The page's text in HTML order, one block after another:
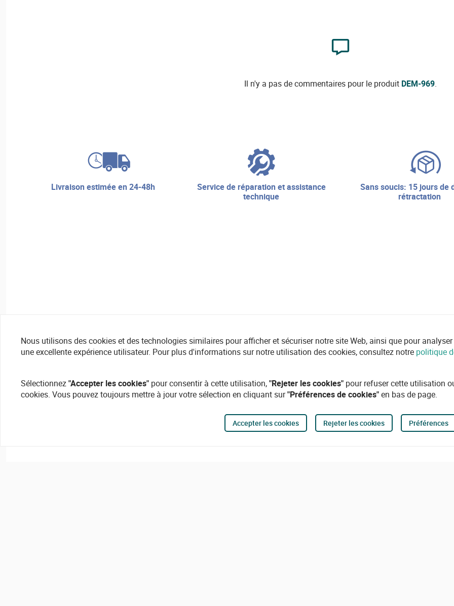
Il n'y a pas de commentaires pour le produit DEM-969.
livraison estimée en 24-48h
service de réparation et assistance
technique
sans soucis: 15 jours de droit de
rétractation
Nous utilisons des cookies et des technologies similaires pour afficher et sécuriser notre site Web, ainsi que pour
une excellente expérience utilisateur. Pour plus d'informations sur notre utilisation des cookies, consultez notre politique
Sélectionnez"Accepter les cookies" pour consentir à cette utilisation,"Rejeter les cookies" pour refuser cette utilisation
cookies. Vous pouvez toujours mettre à jour votre sélection en cliquant sur"Préférences de cookies"en bas de page.
Accepter les cookies Rejeter les cookies Préférences